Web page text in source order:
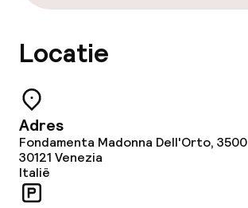
Babysitservice
Schoonmaakvoorzieningen
Zakelijke faciliteiten
Locatie
Adres
Fondamenta Madonna Dell'Orto, 3500
30121 Venezia
Italië